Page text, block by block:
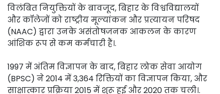
विलंबित नियुक्तियों के बावजूद, बिहार के विश्वविद्यालयों
और कॉलेजों को राष्ट्रीय मूल्यांकन और प्रत्यायन परिषद
(NAAC) द्वारा उनके असंतोषजनक आकलन के कारण
आंशिक रूप से कम कर्मचारी हैं।.
1997 में अंतिम विज्ञापन के बाद, बिहार लोक सेवा आयोग
(BPSC) ने 2014 में 3,364 रिक्तियों का विज्ञापन किया, और
साक्षात्कार प्रक्रिया 2015 में शुरू हुई और 2020 तक चली।.